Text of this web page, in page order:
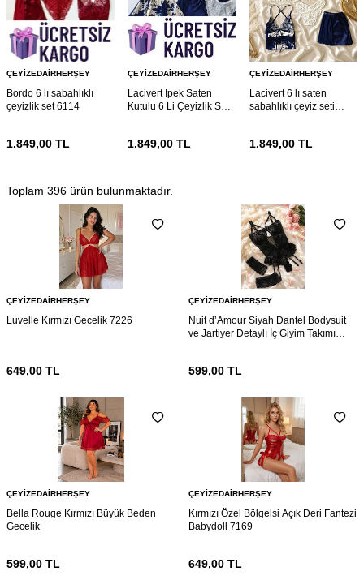
ÇEYIZEDAIRHERŞEY
Bordo 6 lı sabahlıklı
çeyizlik set 6114
1.849,00 TL
ÇEYIZEDAIRHERŞEY
Lacivert Ipek Saten
Kutulu 6 Li Çeyizlik Set
1.849,00 TL
ÇEYIZEDAIRHERŞEY
Lacivert 6 lı saten
sabahlıklı çeyiz seti
1.849,00TL
Toplam 396 ürün bulunmaktadır.
ÇEYIZEDAIRHERŞEY
Luvelle Kırmızı Gecelik 7226
649,00 TL
ÇEYIZEDAIRHERŞEY
Nuit d’Amour Siyah Dantel Bodysuit
ve Jartiyer Detaylı İç Giyim Takımı
599,00 TL
ÇEYIZEDAIRHERŞEY
Bella Rouge Kırmızı Büyük Beden
Gecelik
599,00 TL
ÇEYIZEDAIRHERŞEY
Kırmızı Özel Bölgelsi Açık Deri Fantezi
Babydoll 7169
649,00 TL